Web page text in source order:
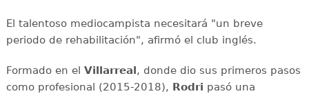
El talentoso mediocampista necesitará "un breve
periodo de rehabilitación", afirmó el club inglés.
Formado en el Villarreal, donde dio sus primeros pasos
como profesional (2015-2018), Rodri pasó una